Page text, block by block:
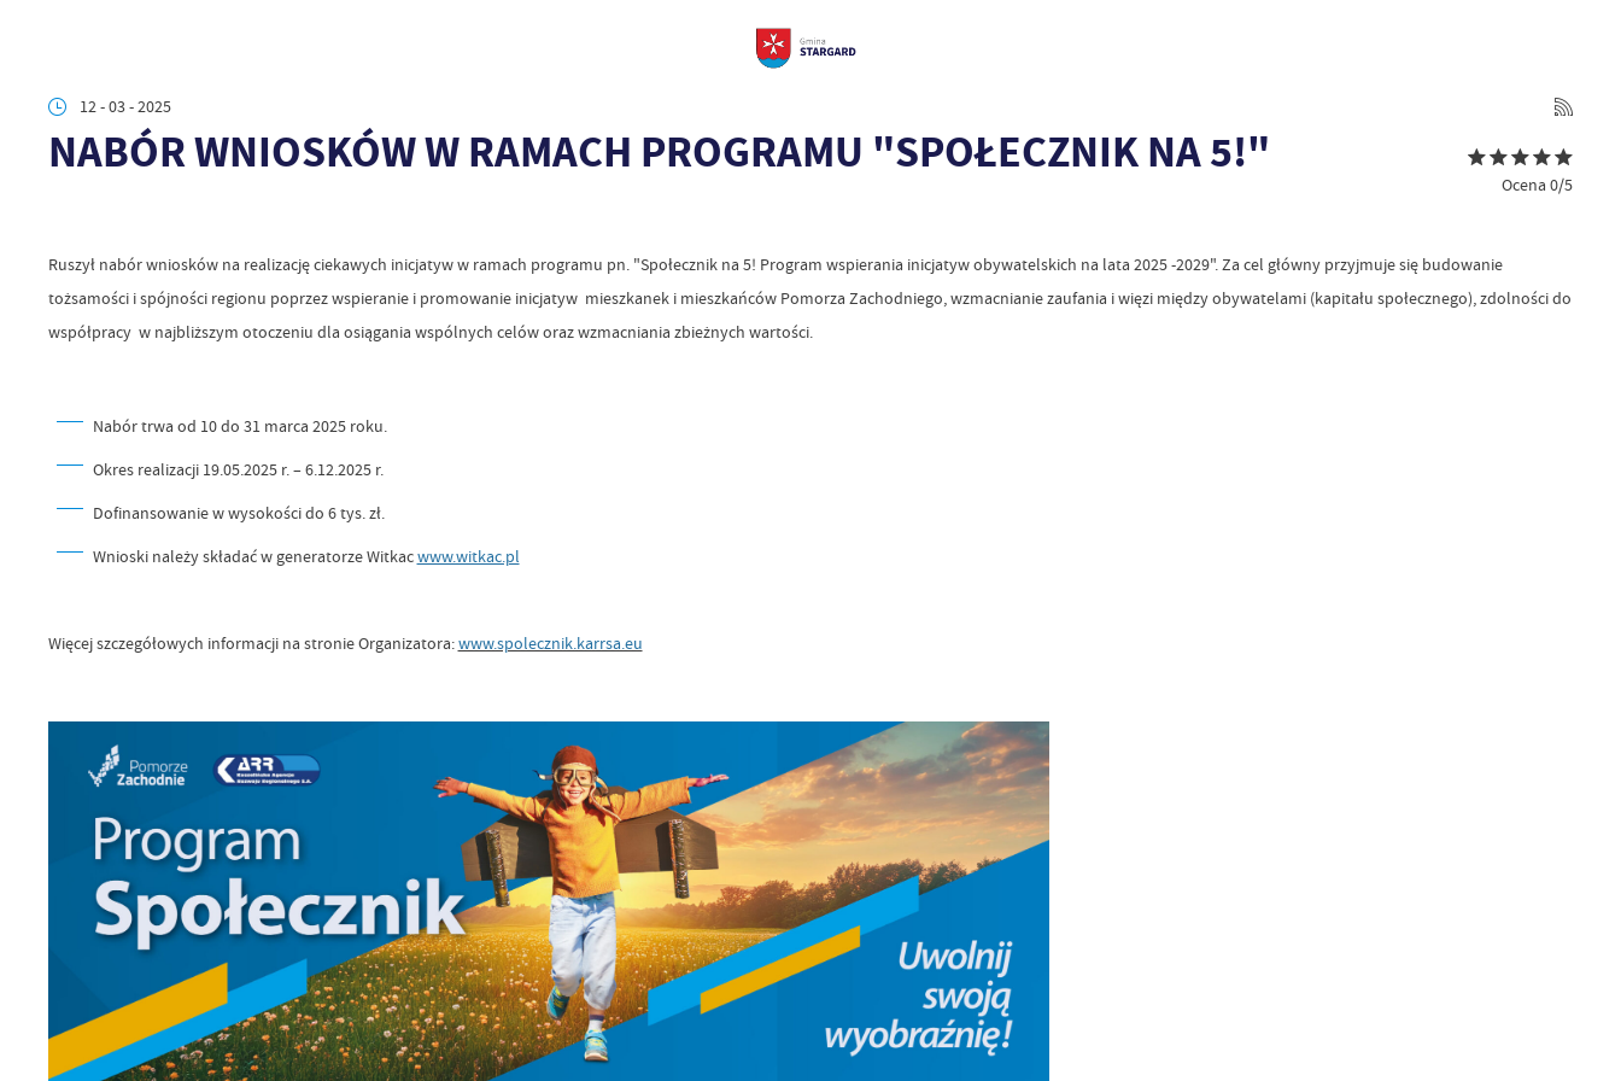
12 - 03 - 2025
NABÓR WNIOSKÓW W RAMACH PROGRAMU "SPOŁECZNIK NA 5!"
Ocena 0/5
Ruszył nabór wniosków na realizację ciekawych inicjatyw w ramach programu pn. "Społecznik na 5! Program wspierania inicjatyw obywatelskich na lata 2025 -2029". Za cel główny przyjmuje się budowanie
tożsamości i spójności regionu poprzez wspieranie i promowanie inicjatyw mieszkanek i mieszkańców Pomorza Zachodniego, wzmacnianie zaufania i więzi między obywatelami (kapitału społecznego), zdolności do
współpracy w najbliższym otoczeniu dla osiągania wspólnych celów oraz wzmacniania zbieżnych wartości.
Nabór trwa od 10 do 31 marca 2025 roku.
Okres realizacji 19.05.2025 r. – 6.12.2025 r.
Dofinansowanie w wysokości do 6 tys. zł.
Wnioski należy składać w generatorze Witkacwww.witkac.pl
Więcej szczegółowych informacji na stronie Organizatora:www.spolecznik.karrsa.eu